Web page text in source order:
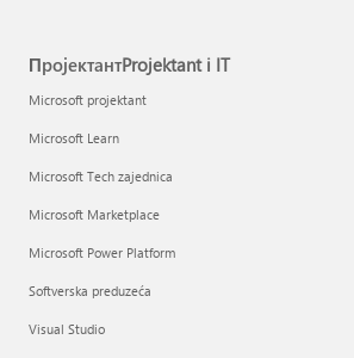
ПројектантProjektant i IT
Microsoft projektant
Microsoft Learn
Microsoft Tech zajednica
Microsoft Marketplace
Microsoft Power Platform
Softverska preduzeća
Visual Studio